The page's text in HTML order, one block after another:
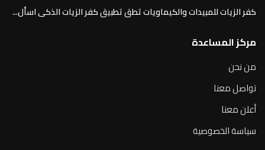
كفر الزيات للمبيدات والكيماويات تطق تطبيق كفر الزيات الذكى اسأل...
مركز المساعدة
من نحن
تواصل معنا
أعلن معنا
سياسة الخصوصية